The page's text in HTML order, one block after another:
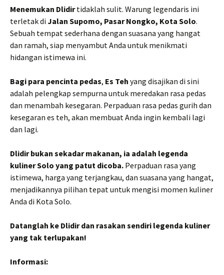
Menemukan Dlidirtidaklah sulit. Warung legendaris ini
terletak di Jalan Supomo, Pasar Nongko, Kota Solo.
Sebuah tempat sederhana dengan suasana yang hangat
dan ramah, siap menyambut Anda untuk menikmati
hidangan istimewa ini.
Bagi para pencinta pedas, Es Teh yang disajikan di sini
adalah pelengkap sempurna untuk meredakan rasa pedas
dan menambah kesegaran. Perpaduan rasa pedas gurih dan
kesegaran es teh, akan membuat Anda ingin kembali lagi
dan lagi.
Dlidir bukan sekadar makanan, ia adalah legenda
kuliner Solo yang patut dicoba. Perpaduan rasa yang
istimewa, harga yang terjangkau, dan suasana yang hangat,
menjadikannya pilihan tepat untuk mengisi momen kuliner
Anda di Kota Solo.
Datanglah ke Dlidir dan rasakan sendiri legenda kuliner
yang tak terlupakan!
Informasi: